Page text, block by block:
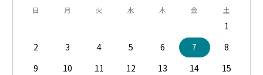
日 月 火 水 木 金 土
1
2
3 4 5 6 7
8
9
10 11 12 13 14
15